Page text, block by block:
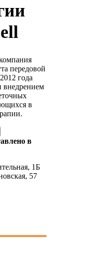
передовой
года
внедрением
в
в
1Б
57